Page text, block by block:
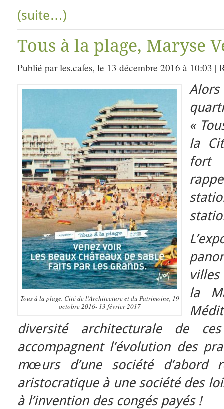
(suite…)
Tous à la plage, Maryse
Publié par les.cafes, le 13 décembre 2016 à 10:03 |
Tous à la plage. Cité de l’Architecture et du Patrimoine, 19
octobre 2016- 13 février 2017
«
la
fort
villes
la
diversité architecturale de
accompagnent l’évolution des
mœurs d’une société d’abord
aristocratique à une société des
à l’invention des congés payés !